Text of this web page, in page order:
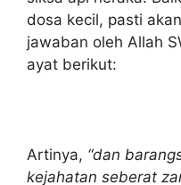
dosa kecil, pasti
jawaban oleh Allah
ayat berikut:
Artinya, “dan
kejahatan seberat